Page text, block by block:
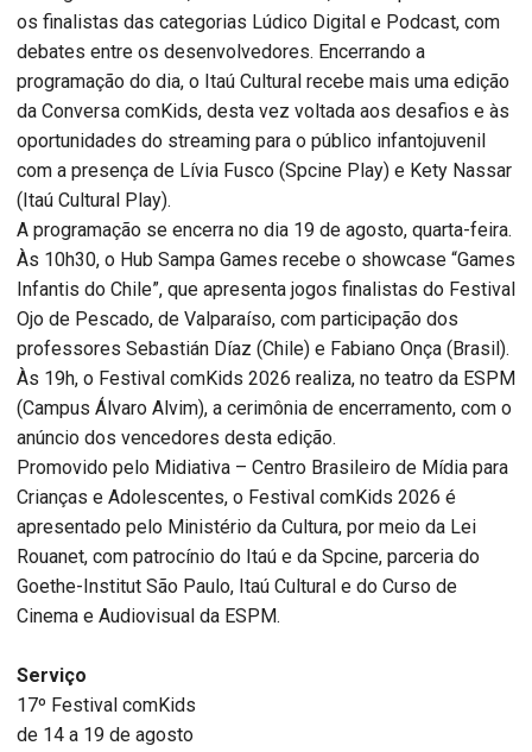
os finalistas das categorias Lúdico Digital e Podcast, com
debates entre os desenvolvedores. Encerrando a
programação do dia, o Itaú Cultural recebe mais uma edição
da Conversa comKids, desta vez voltada aos desafios e às
oportunidades do streaming para o público infantojuvenil
com a presença de Lívia Fusco (Spcine Play) e Kety Nassar
(Itaú Cultural Play).
A programação se encerra no dia 19 de agosto, quarta-feira.
Às 10h30, o Hub Sampa Games recebe o showcase “Games
Infantis do Chile”, que apresenta jogos finalistas do Festival
Ojo de Pescado, de Valparaíso, com participação dos
professores Sebastián Díaz (Chile) e Fabiano Onça (Brasil).
Às 19h, o Festival comKids 2026 realiza, no teatro da ESPM
(Campus Álvaro Alvim), a cerimônia de encerramento, com o
anúncio dos vencedores desta edição.
Promovido pelo Midiativa – Centro Brasileiro de Mídia para
Crianças e Adolescentes, o Festival comKids 2026 é
apresentado pelo Ministério da Cultura, por meio da Lei
Rouanet, com patrocínio do Itaú e da Spcine, parceria do
Goethe-Institut São Paulo, Itaú Cultural e do Curso de
Cinema e Audiovisual da ESPM.
Serviço
17º Festival comKids
de 14 a 19 de agosto